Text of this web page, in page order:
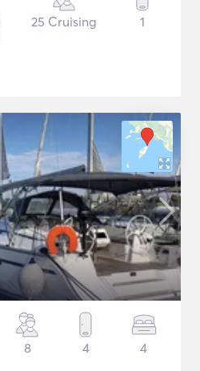
25 Cruising 1
8 4 4